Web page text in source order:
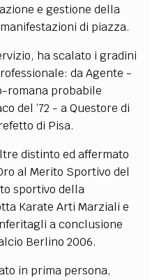
e gestione della
di piazza.
ha scalato i gradini
da Agente -
romana probabile
del ’72 - a Questore di
di Pisa.
distinto ed affermato
al Merito Sportivo del
sportivo della
Karate Arti Marziali e
a conclusione
Berlino 2006.
in prima persona,